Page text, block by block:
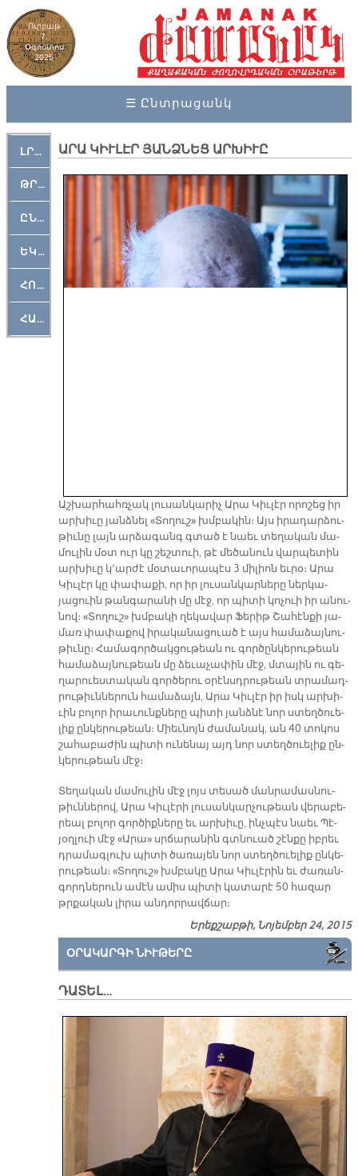
Ուրբաթ
7,
Օգոստոս
2026
☰ Ընտրացանկ
ԼՐԱՀՈՍ
ԹՐՔԱՀԱՅ ԿԵԱՆՔ
ԸՆԿԵՐԱՄՇԱԿՈՒԹԱՅԻՆ
ԵԿԵՂԵՑԱԿԱՆ
ՀՈԳԵՄՏԱՒՈՐ
ՀԱՐԹԱԿ
ԱՐԱ ԿԻՒԼԷՐ ՅԱՆՁՆԵՑ ԱՐԽԻՒԸ
Աշ­խար­հահռ­չակ լու­սան­կա­րիչ Ա­րա Կիւ­լէր ո­րո­շեց իր
ար­խի­ւը յանձ­նել «Տո­ղուշ» խմբա­կին։ Այս ի­րա­դար­ձու­
թիւ­նը լայն ար­ձագանգ գտած է նաեւ տե­ղա­կան մա­
մու­լին մօտ ուր կը շեշ­տուի, թէ մե­ծա­նուն վար­պե­­տին
ար­խի­ւը կ՚ար­ժէ մօ­տա­ւո­րա­պէս 3 մի­լիոն եւ­րօ։ Ա­րա
Կիւ­լէր կը փա­փա­քի, որ իր լու­սան­կար­նե­րը ներ­կա­
յացուին թան­գա­րա­նի մը մէջ, որ պի­տի կո­չո­ւի իր ա­նու­
նով։ «Տո­ղուշ» խմբա­կի ղե­կա­վար Ֆե­րիթ Շա­հէն­քի յա­
մառ փա­փա­քով ի­րա­կա­նա­ցուած է այս հա­մա­ձայ­նու­
թիւ­նը։ Հա­մա­գոր­ծակ­ցու­­թեան ու գոր­ծըն­կե­րու­թեան
հա­մա­ձայ­նու­թեան մը ձե­ւա­չա­փին մէջ, մտա­յին ու գե­
ղա­րուես­տա­կան գոր­ծե­րու օ­րէնսդ­րու­թեան տրա­մադ­
րու­թիւն­նե­րուն հա­մա­ձայն, Ա­րա Կիւ­լէր իր իսկ ար­խի­
ւին բո­լոր ի­րա­ւունք­նե­րը պի­տի յանձ­նէ նոր ստեղ­ծուե­
լիք ըն­կե­րու­թեան։ Միեւ­նոյն ժա­մա­նակ, ան 40 տո­կոս
շա­հա­բա­ժին պի­տի ու­նե­նայ այդ նոր ստեղ­ծուե­լիք ըն­
կե­րու­թեան մէջ։
Տե­ղա­կան մա­մու­լին մէջ լոյս տե­սած ման­րա­մաս­նու­
թիւն­նե­րով, Արա Կիւ­լէ­րի լու­սան­կար­չու­թեան վե­րա­բե­
րեալ բո­լոր գոր­ծիք­նե­րը եւ ար­խի­ւը, ինչ­պէս նաեւ Պէ­
յօղ­լուի մէջ «Ա­րա» սրճա­րա­նին գտնուած շէն­քը իբ­րեւ
դրա­մագ­լուխ պի­տի ծա­ռա­յեն նոր ստեղ­ծուե­լիք ըն­կե­
րու­թեան։ «Տո­ղուշ» խմբա­կը Ա­րա Կիւ­լէ­րին եւ ժա­ռան­
գորդ­նե­րուն ա­մէն ա­միս պի­տի կա­տա­րէ 50 հա­զար
թրքա­կան լի­րա ան­դոր­րավ­ճար։
Երեքշաբթի, Նոյեմբեր 24, 2015
ՕՐԱԿԱՐԳԻ ՆԻՒԹԵՐԸ
ԴԱՏԵԼ…